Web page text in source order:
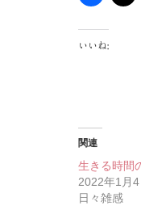
いいね:
関連
生きる時間
2022年1月4
日々雑感